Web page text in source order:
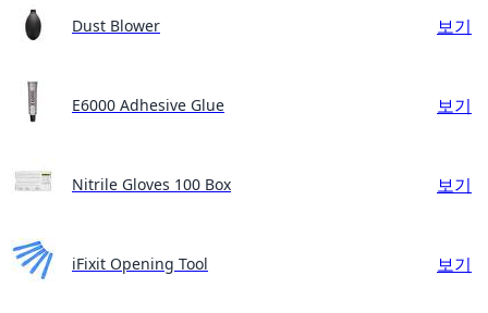
Dust Blower 보기
E6000 Adhesive Glue 보기
Nitrile Gloves 100 Box 보기
iFixit Opening Tool 보기